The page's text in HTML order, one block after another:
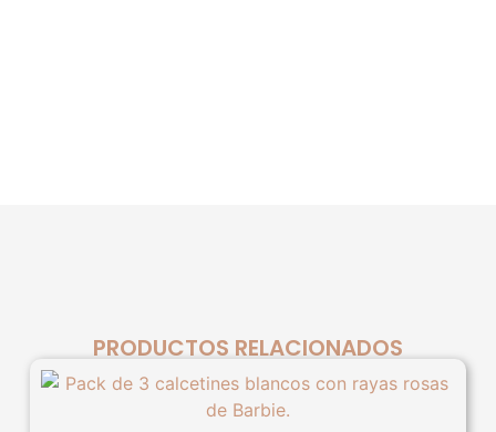
PRODUCTOS RELACIONADOS